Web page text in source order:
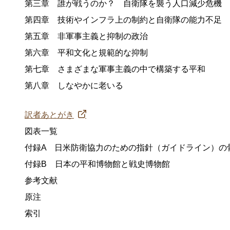
第三章 誰が戦うのか？ 自衛隊を襲う人口減少危機
第四章 技術やインフラ上の制約と自衛隊の能力不足
第五章 非軍事主義と抑制の政治
第六章 平和文化と規範的な抑制
第七章 さまざまな軍事主義の中で構築する平和
第八章 しなやかに老いる
訳者あとがき
図表一覧
付録A 日米防衛協力のための指針（ガイドライン）の
付録B 日本の平和博物館と戦史博物館
参考文献
原注
索引